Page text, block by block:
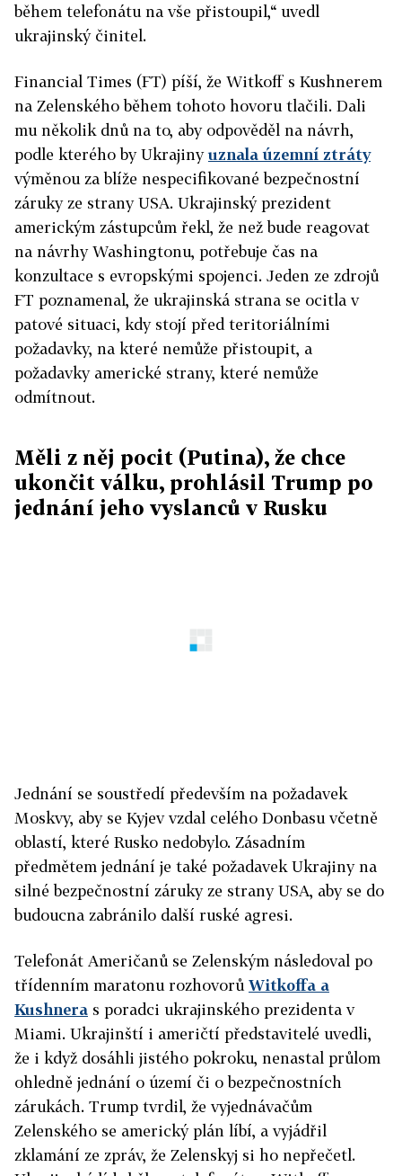
během telefonátu na vše přistoupil,“ uvedl
ukrajinský činitel.
Financial Times (FT) píší, že Witkoff s Kushnerem
na Zelenského během tohoto hovoru tlačili. Dali
mu několik dnů na to, aby odpověděl na návrh,
podle kterého by Ukrajinyuznala územní ztráty
výměnou za blíže nespecifikované bezpečnostní
záruky ze strany USA. Ukrajinský prezident
americkým zástupcům řekl, že než bude reagovat
na návrhy Washingtonu, potřebuje čas na
konzultace s evropskými spojenci. Jeden ze zdrojů
FT poznamenal, že ukrajinská strana se ocitla v
patové situaci, kdy stojí před teritoriálními
požadavky, na které nemůže přistoupit, a
požadavky americké strany, které nemůže
odmítnout.
Měli z něj pocit (Putina), že chce
ukončit válku, prohlásil Trump po
jednání jeho vyslanců v Rusku
Jednání se soustředí především na požadavek
Moskvy, aby se Kyjev vzdal celého Donbasu včetně
oblastí, které Rusko nedobylo. Zásadním
předmětem jednání je také požadavek Ukrajiny na
silné bezpečnostní záruky ze strany USA, aby se do
budoucna zabránilo další ruské agresi.
Telefonát Američanů se Zelenským následoval po
třídenním maratonu rozhovorů Witkoffa a
Kushnera s poradci ukrajinského prezidenta v
Miami. Ukrajinští i američtí představitelé uvedli,
že i když dosáhli jistého pokroku, nenastal průlom
ohledně jednání o území či o bezpečnostních
zárukách. Trump tvrdil, že vyjednávačům
Zelenského se americký plán líbí, a vyjádřil
zklamání ze zpráv, že Zelenskyj si ho nepřečetl.